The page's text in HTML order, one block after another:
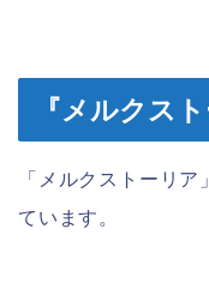
『メルクス
「メルクストーリ
ています。